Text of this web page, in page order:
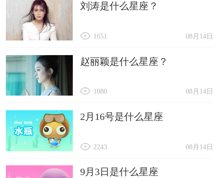
刘涛是什么星座？
08月14日
1651
赵丽颖是什么星座？
08月14日
1080
2月16号是什么星座
08月14日
2243
9月3日是什么星座